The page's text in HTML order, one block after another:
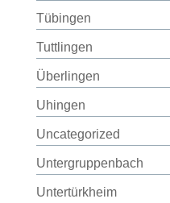
Tübingen
Tuttlingen
Überlingen
Uhingen
Uncategorized
Untergruppenbach
Untertürkheim